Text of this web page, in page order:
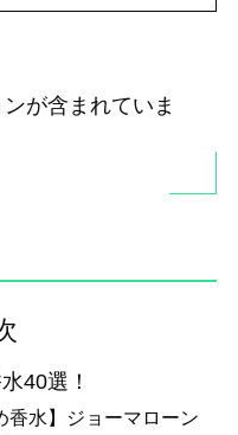
が含まれていま
40選！
香水】ジョーマローン